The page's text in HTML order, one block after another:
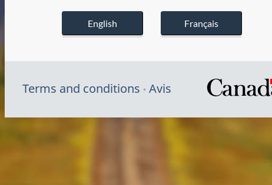
English Français
Terms and conditions Avis